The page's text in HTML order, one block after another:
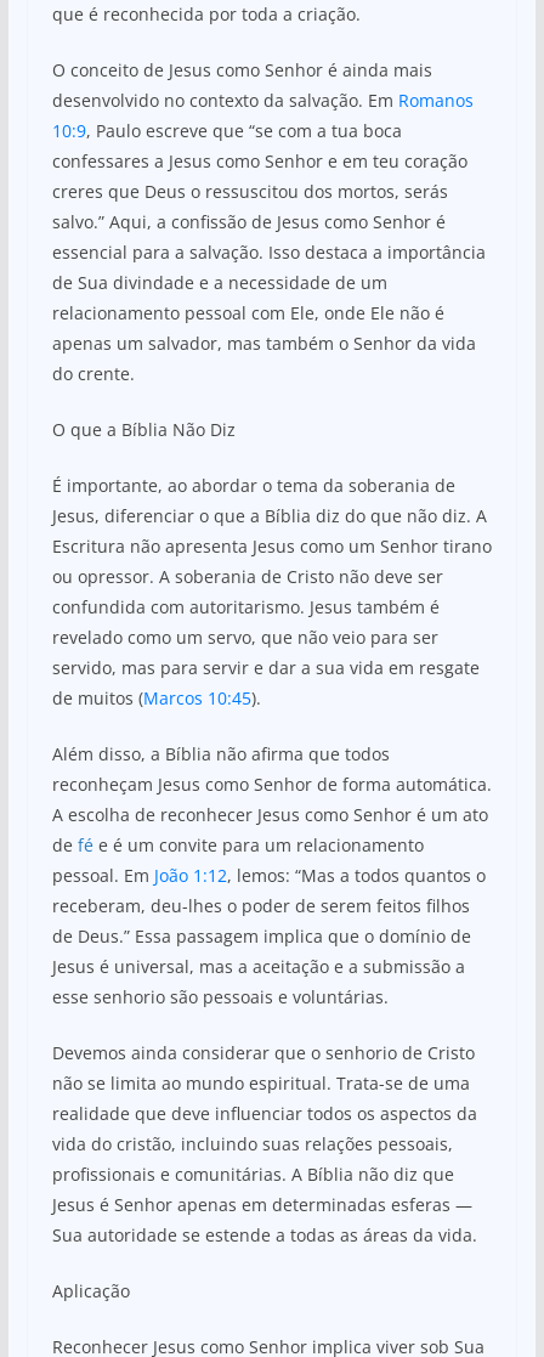
que é reconhecida por toda a criação.
O conceito de Jesus como Senhor é ainda mais
desenvolvido no contexto da salvação. Em Romanos
10:9, Paulo escreve que “se com a tua boca
confessares a Jesus como Senhor e em teu coração
creres que Deus o ressuscitou dos mortos, serás
salvo.” Aqui, a confissão de Jesus como Senhor é
essencial para a salvação. Isso destaca a importância
de Sua divindade e a necessidade de um
relacionamento pessoal com Ele, onde Ele não é
apenas um salvador, mas também o Senhor da vida
do crente.
O que a Bíblia Não Diz
É importante, ao abordar o tema da soberania de
Jesus, diferenciar o que a Bíblia diz do que não diz. A
Escritura não apresenta Jesus como um Senhor tirano
ou opressor. A soberania de Cristo não deve ser
confundida com autoritarismo. Jesus também é
revelado como um servo, que não veio para ser
servido, mas para servir e dar a sua vida em resgate
de muitos (Marcos 10:45).
Além disso, a Bíblia não afirma que todos
reconheçam Jesus como Senhor de forma automática.
A escolha de reconhecer Jesus como Senhor é um ato
de fée é um convite para um relacionamento
pessoal. Em João 1:12, lemos: “Mas a todos quantos o
receberam, deu-lhes o poder de serem feitos filhos
de Deus.” Essa passagem implica que o domínio de
Jesus é universal, mas a aceitação e a submissão a
esse senhorio são pessoais e voluntárias.
Devemos ainda considerar que o senhorio de Cristo
não se limita ao mundo espiritual. Trata-se de uma
realidade que deve influenciar todos os aspectos da
vida do cristão, incluindo suas relações pessoais,
profissionais e comunitárias. A Bíblia não diz que
Jesus é Senhor apenas em determinadas esferas —
Sua autoridade se estende a todas as áreas da vida.
Aplicação
Reconhecer Jesus como Senhor implica viver sob Sua